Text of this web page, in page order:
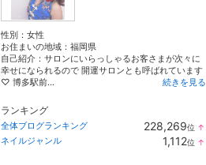
性別： 女性
お住まいの地域： 福岡県
自己紹介：サロンにいらっしゃるお客さまが次々に
幸せになられるので 開運サロンとも呼ばれています
♡ 博多駅前...
続きを見る
ランキング
全体ブログランキング 228,269位 ↑
ネイルジャンル 1,112位 ↑